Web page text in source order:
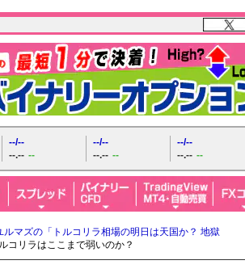
--/--
--.-- --
--/--
--.-- --
--/--
--.-- --
ルマズの「トルコリラ相場の明日は天国か？ 地獄
コリラはここまで弱いのか？